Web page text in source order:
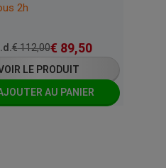
2h
€112,00€ 89,50
LE PRODUIT
AU PANIER